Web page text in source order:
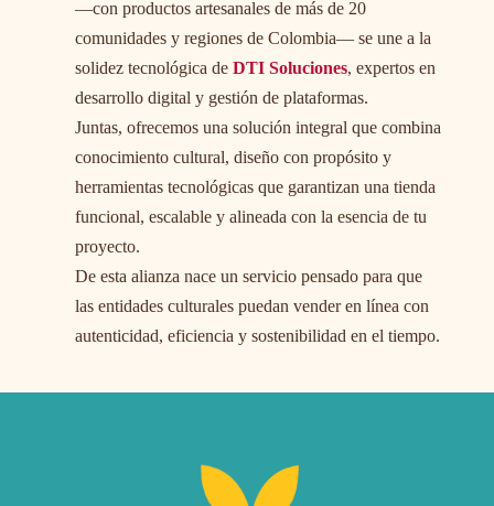
—con productos artesanales de más de 20
comunidades y regiones de Colombia— se une a la
solidez tecnológica de DTI Soluciones, expertos en
desarrollo digital y gestión de plataformas.
Juntas, ofrecemos una solución integral que combina
conocimiento cultural, diseño con propósito y
herramientas tecnológicas que garantizan una tienda
funcional, escalable y alineada con la esencia de tu
proyecto.
De esta alianza nace un servicio pensado para que
las entidades culturales puedan vender en línea con
autenticidad, eficiencia y sostenibilidad en el tiempo.